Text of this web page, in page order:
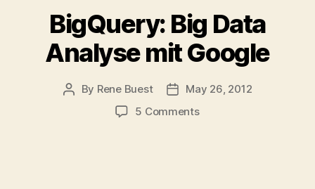
BigQuery: Big Data
Analyse mit Google
Post
By Rene Buest
PostMay 26, 2012
5 Commentson